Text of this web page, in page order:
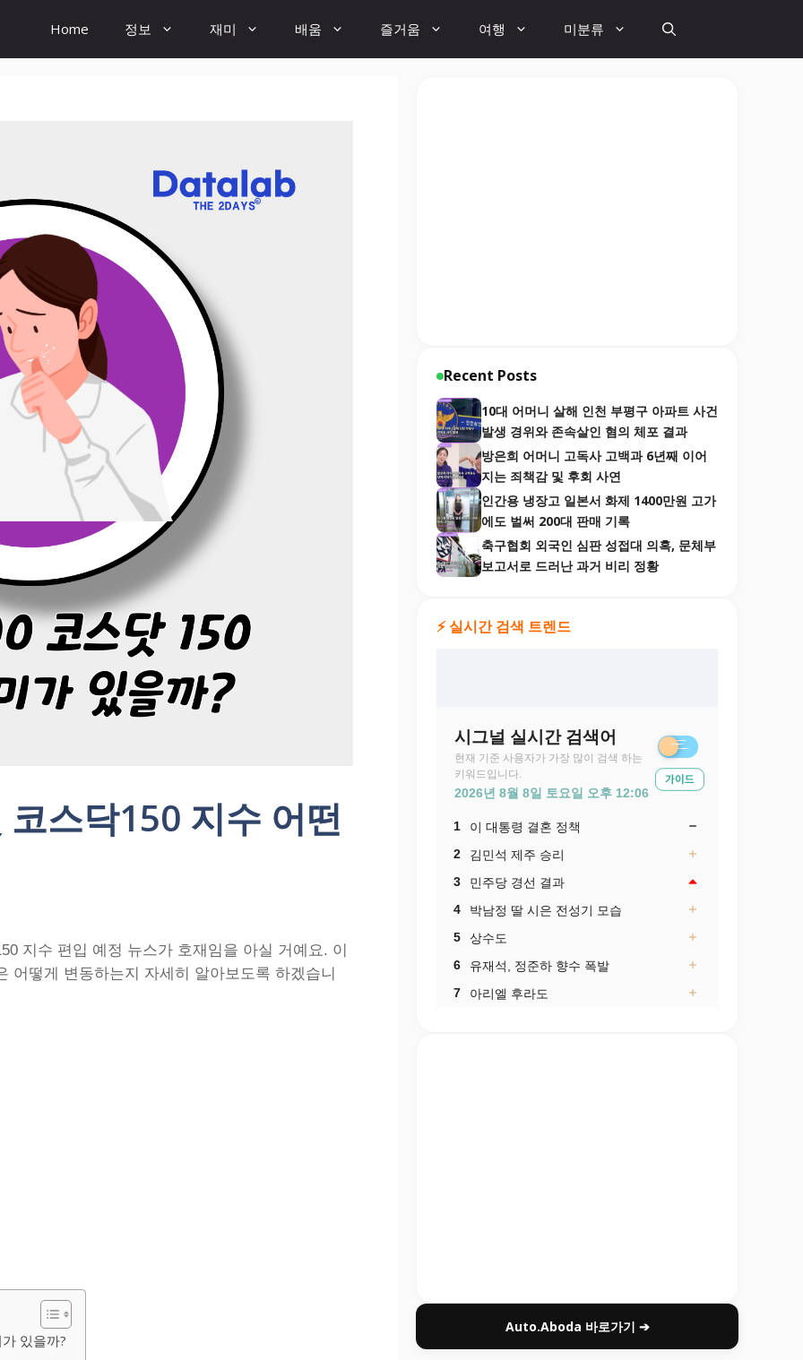
Home 정보 재미 배움 즐거움 여행 미분류
스닥150 지수 어떤
지수 편입 예정 뉴스가 호재임을 아실 거예요. 이
어떻게 변동하는지 자세히 알아보도록 하겠습니
있을까?
Recent Posts
10대 어머니 살해 인천 부평구 아파트 사건
발생 경위와 존속살인 혐의 체포 결과
방은희 어머니 고독사 고백과 6년째 이어
지는 죄책감 및 후회 사연
인간용 냉장고 일본서 화제 1400만원 고가
에도 벌써 200대 판매 기록
축구협회 외국인 심판 성접대 의혹, 문체부
보고서로 드러난 과거 비리 정황
⚡ 실시간 검색 트렌드
Auto.Aboda 바로가기 ➔